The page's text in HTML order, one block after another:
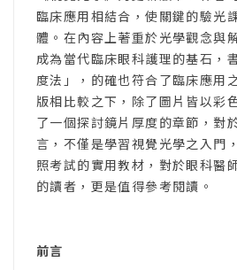
臨床應用相結合，使關鍵的驗光
體。在內容上著重於光學觀念與
成為當代臨床眼科護理的基石，
度法」，的確也符合了臨床應用
版相比較之下，除了圖片皆以彩
了一個探討鏡片厚度的章節，對
言，不僅是學習視覺光學之入門
照考試的實用教材，對於眼科醫
的讀者，更是值得參考閱讀。
前言